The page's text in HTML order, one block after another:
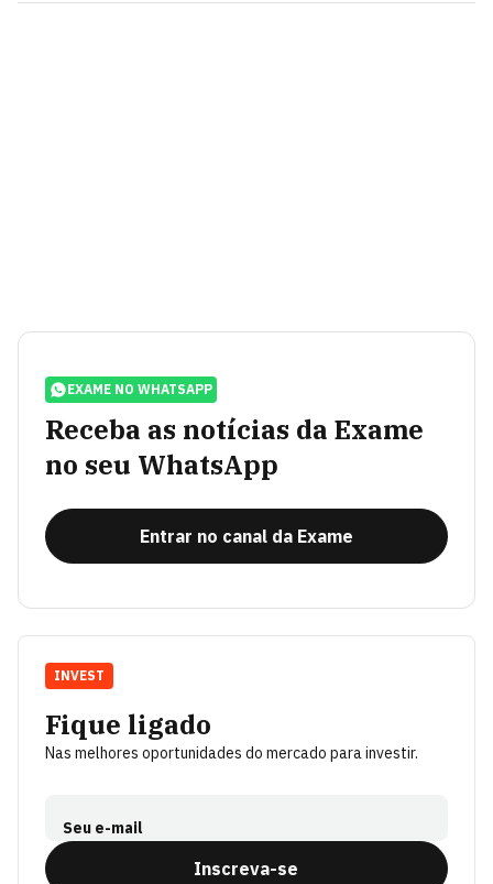
EXAME NO WHATSAPP
Receba as notícias da Exame
no seu WhatsApp
Entrar no canal da Exame
Fique ligado
Nas melhores oportunidades do mercado para investir.
Seu e-mail
Inscreva-se
INVEST